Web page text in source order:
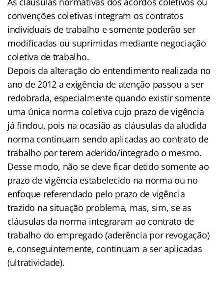
convenções coletivas integram os contratos
individuais de trabalho e somente poderão ser
modificadas ou suprimidas mediante negociação
coletiva de trabalho.
Depois da alteração do entendimento realizada no
ano de 2012 a exigência de atenção passou a ser
redobrada, especialmente quando existir somente
uma única norma coletiva cujo prazo de vigência
já findou, pois na ocasião as cláusulas da aludida
norma continuam sendo aplicadas ao contrato de
trabalho por terem aderido/integrado o mesmo.
Desse modo, não se deve ficar detido somente ao
prazo de vigência estabelecido na norma ou no
enfoque referendado pelo prazo de vigência
trazido na situação problema, mas, sim, se as
cláusulas da norma integraram ao contrato de
trabalho do empregado (aderência por revogação)
e, conseguintemente, continuam a ser aplicadas
(ultratividade).